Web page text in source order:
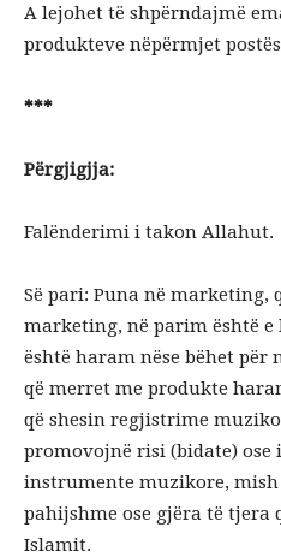
A lejohet të shpërndajmë
produkteve nëpërmjet
***
Përgjigjja:
Falënderimi i takon Allahut.
Së pari: Puna në marketing,
marketing, në parim është
është haram nëse bëhet për
që merret me produkte
që shesin regjistrime
promovojnë risi (bidate) ose
instrumente muzikore,
pahijshme ose gjëra të tjera
Islamit.